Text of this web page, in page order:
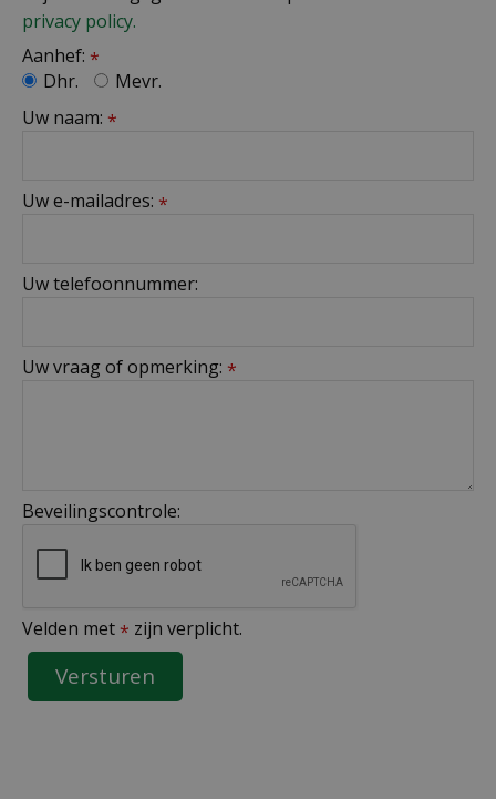
privacy policy.
Aanhef: *
Dhr.
Mevr.
Uw naam: *
Uw e-mailadres: *
Uw telefoonnummer:
Uw vraag of opmerking: *
Beveilingscontrole:
Velden met * zijn verplicht.